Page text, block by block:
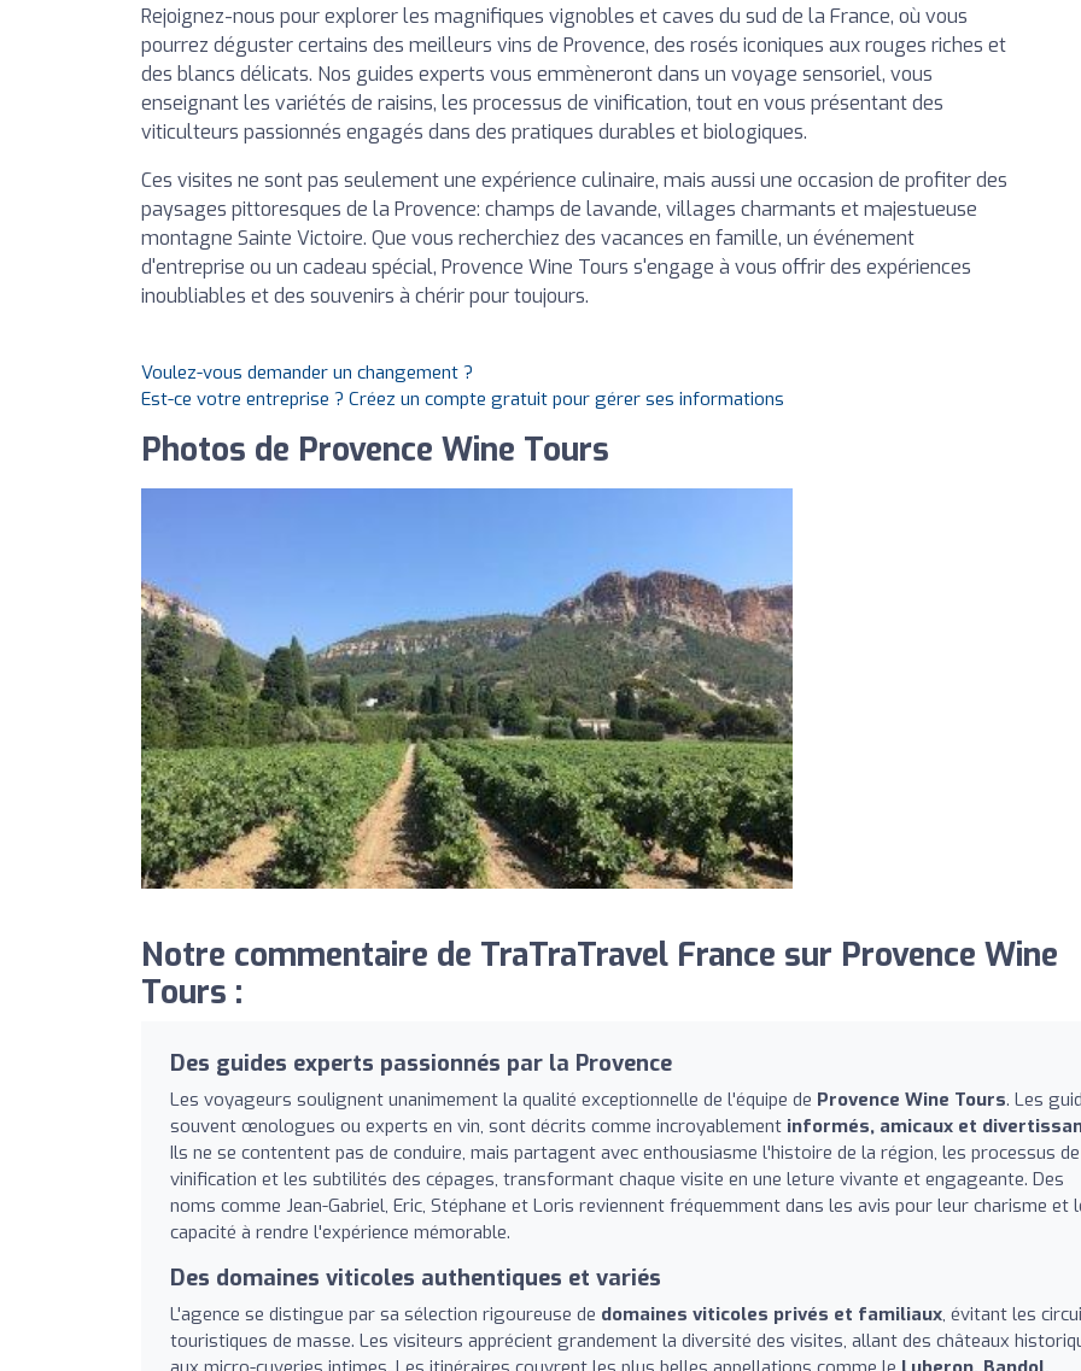
Rejoignez-nous pour explorer les magnifiques vignobles et caves du sud de la France, où vous
pourrez déguster certains des meilleurs vins de Provence, des rosés iconiques aux rouges riches et
des blancs délicats. Nos guides experts vous emmèneront dans un voyage sensoriel, vous
enseignant les variétés de raisins, les processus de vinification, tout en vous présentant des
viticulteurs passionnés engagés dans des pratiques durables et biologiques.
Ces visites ne sont pas seulement une expérience culinaire, mais aussi une occasion de profiter des
paysages pittoresques de la Provence: champs de lavande, villages charmants et majestueuse
montagne Sainte Victoire. Que vous recherchiez des vacances en famille, un événement
d'entreprise ou un cadeau spécial, Provence Wine Tours s'engage à vous offrir des expériences
inoubliables et des souvenirs à chérir pour toujours.
Voulez-vous demander un changement ?
Est-ce votre entreprise ? Créez un compte gratuit pour gérer ses informations
Photos de Provence Wine Tours
Notre commentaire de TraTraTravel France sur Provence Wine
Tours :
Des guides experts passionnés par la Provence
Les voyageurs soulignent unanimement la qualité exceptionnelle de l'équipe de Provence Wine Tours. Les
souvent œnologues ou experts en vin, sont décrits comme incroyablement informés, amicaux et
Ils ne se contentent pas de conduire, mais partagent avec enthousiasme l'histoire de la région, les processus de
vinification et les subtilités des cépages, transformant chaque visite en une leture vivante et engageante. Des
noms comme Jean-Gabriel, Eric, Stéphane et Loris reviennent fréquemment dans les avis pour leur charisme et
capacité à rendre l'expérience mémorable.
Des domaines viticoles authentiques et variés
L'agence se distingue par sa sélection rigoureuse de domaines viticoles privés et familiaux, évitant les
touristiques de masse. Les visiteurs apprécient grandement la diversité des visites, allant des châteaux